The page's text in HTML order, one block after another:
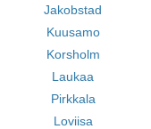
Jakobstad
Kuusamo
Korsholm
Laukaa
Pirkkala
Loviisa